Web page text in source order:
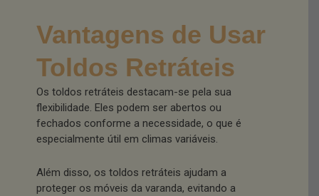
Vantagens de Usar
Toldos Retráteis
Os toldos retráteis destacam-se pela sua
flexibilidade. Eles podem ser abertos ou
fechados conforme a necessidade, o que é
especialmente útil em climas variáveis.
Além disso, os toldos retráteis ajudam a
proteger os móveis da varanda, evitando a